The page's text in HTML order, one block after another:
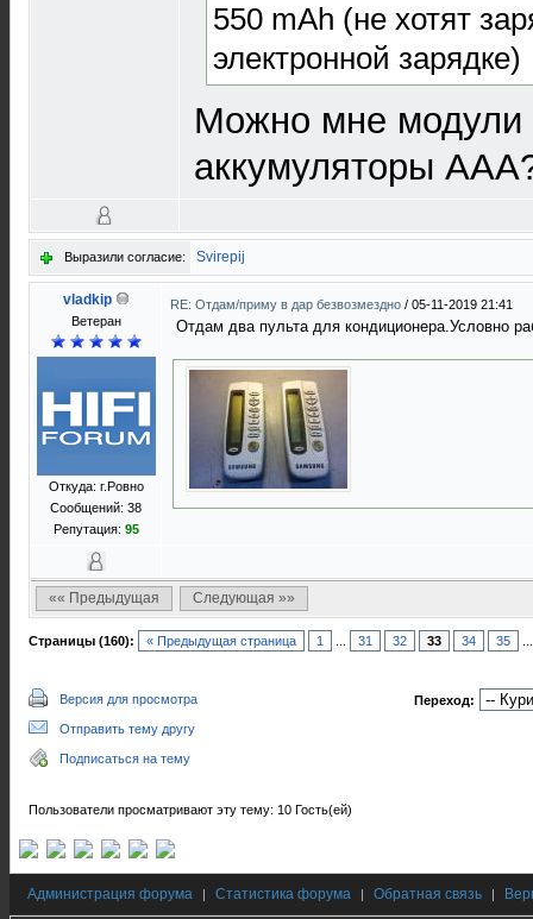
550 mAh (не хотят
электронной зарядке)
Можно мне модули
аккумуляторы
Выразили согласие: Svirepij
vladkip
Ветеран
Откуда: г.Ровно
Сообщений: 38
Репутация: 95
RE: Отдам/приму в дар безвозмездно / 05-11-2019 21:41
Отдам два пульта для кондиционера.Условно
«« Предыдущая Следующая »»
Страницы (160): « Предыдущая страница 1 31 32 33 34 35
Версия для просмотра
Отправить тему другу
Подписаться на тему
Переход:
Пользователи просматривают эту тему: 10 Гость(ей)
Администрация форума | Статистика форума | Обратная связь |